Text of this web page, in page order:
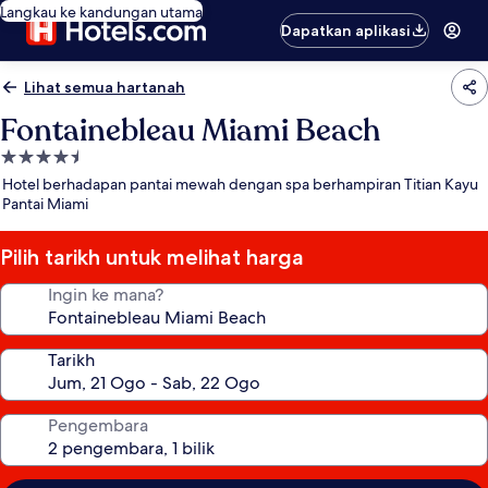
Langkau ke kandungan utama
Dapatkan aplikasi
Lihat semua hartanah
Fontainebleau Miami Beach
Hartanah
4.5
bintang
Hotel berhadapan pantai mewah dengan spa berhampiran Titian Kayu
Pantai Miami
Pilih tarikh untuk melihat harga
Ingin ke mana?
Tarikh
Pengembara